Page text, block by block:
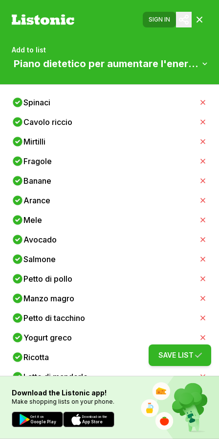
SIGN IN
Add to list
Piano dietetico per aumentare l'energia
Spinaci
Cavolo riccio
Mirtilli
Fragole
Banane
Arance
Mele
Avocado
Salmone
Petto di pollo
Manzo magro
Petto di tacchino
Yogurt greco
Ricotta
Latte di mandorle
Uova
Quinoa
SAVE LIST
Download the Listonic app!
Make shopping lists on your phone.
Get it on
Google Play
Download on the
App Store